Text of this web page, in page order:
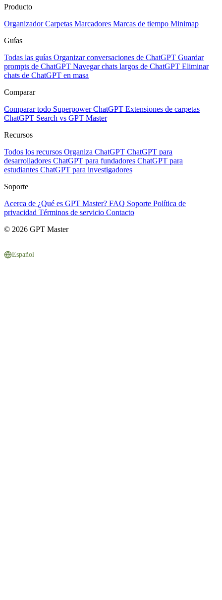
Producto
OrganizadorCarpetas Marcadores Marcas de tiempo Minimap
Guías
Todas las guías Organizar conversaciones de ChatGPT Guardar
prompts de ChatGPT Navegar chats largos de ChatGPT Eliminar
chats de ChatGPT en masa
Comparar
Comparar todo Superpower ChatGPT Extensiones de carpetas
ChatGPT Search vs GPT Master
Recursos
Todos los recursos Organiza ChatGPT ChatGPT para
desarrolladores ChatGPT para fundadores ChatGPT para
estudiantes ChatGPT para investigadores
Soporte
Acerca de ¿Qué es GPT Master? FAQ Soporte Política de
privacidad Términos de servicio Contacto
© 2026 GPT Master
Español